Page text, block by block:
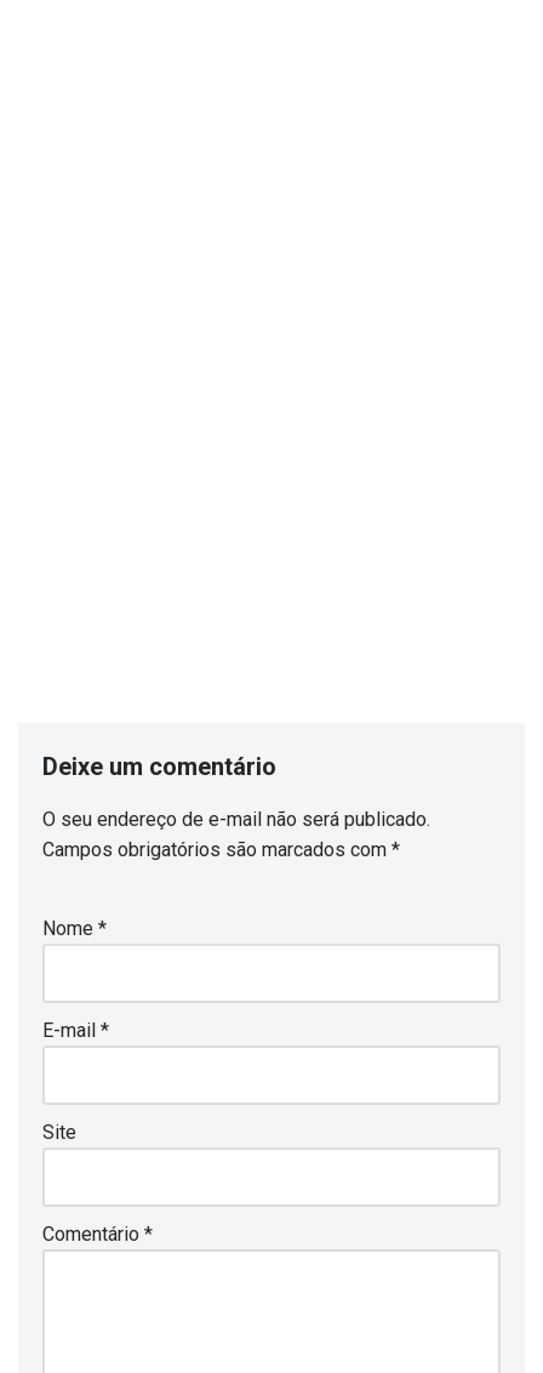
Deixe um comentário
O seu endereço de e-mail não será publicado.
Campos obrigatórios são marcados com *
Nome *
E-mail *
Site
Comentário *